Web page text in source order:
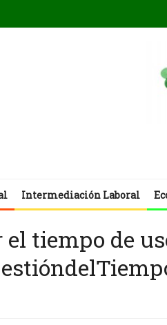
Intermediación Laboral
tiempo de